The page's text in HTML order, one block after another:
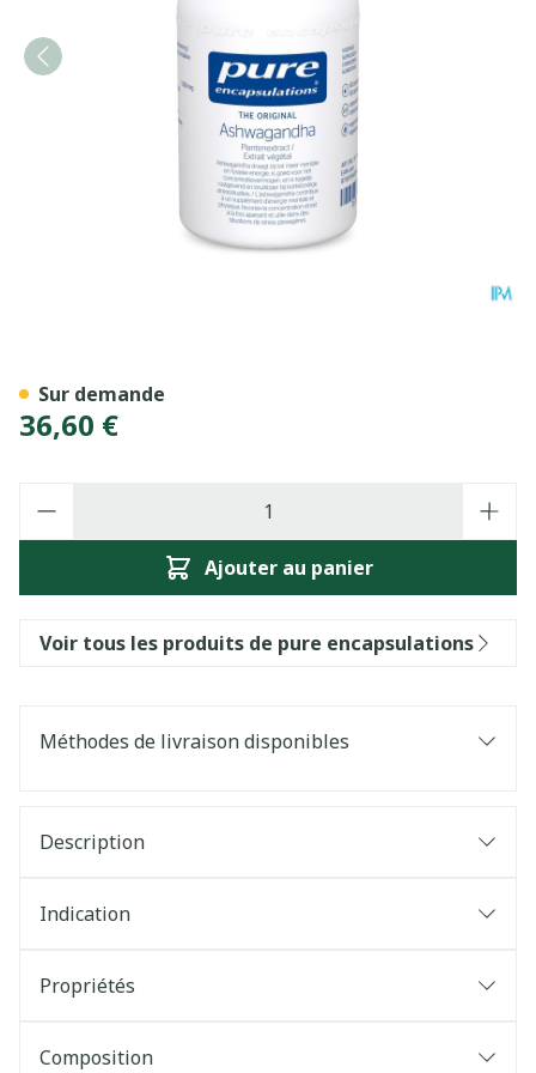
36,60 €
Ajouter au panier
Sur demande
Voir tous les produits de pure encapsulations
Méthodes de livraison disponibles
Description
Indication
Propriétés
Composition